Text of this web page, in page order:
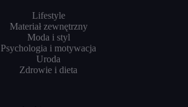
Lifestyle
Materiał zewnętrzny
Moda i styl
Psychologia i motywacja
Uroda
Zdrowie i dieta